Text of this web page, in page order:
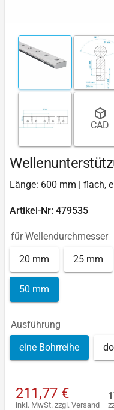
CAD
Länge: 600 mm | flach,
Artikel-Nr: 479535
für Wellendurchmesser
20 mm 25 mm
50 mm
Ausführung
eine Bohrreihe
211,77 €
inkl. MwSt. zzgl. Versand